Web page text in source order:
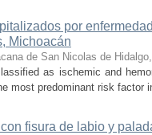
por
Michoacán
de San Nicolas de Hidalgo
as ischemic and
most predominant risk factor
fisura de labio y